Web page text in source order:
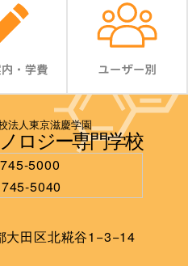
法人東京滋慶学園
ロジー専門学校
5000
5040
田区北糀谷1−3−14